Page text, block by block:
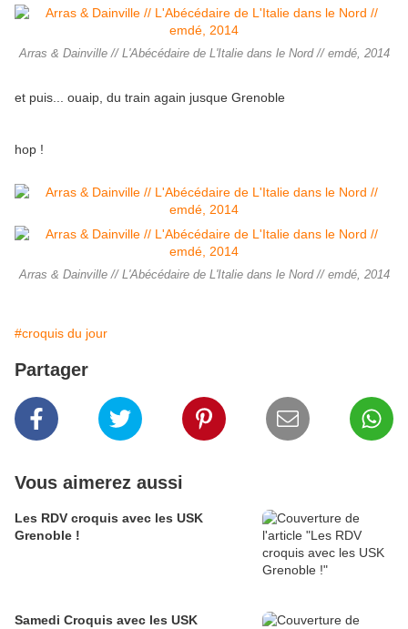
Arras & Dainville // L'Abécédaire de L'Italie dans le Nord // emdé, 2014
et puis... ouaip, du train again jusque Grenoble
hop !
Arras & Dainville // L'Abécédaire de L'Italie dans le Nord // emdé, 2014
#croquis du jour
Partager
Vous aimerez aussi
Les RDV croquis avec les USK
Grenoble !
Samedi Croquis avec les USK